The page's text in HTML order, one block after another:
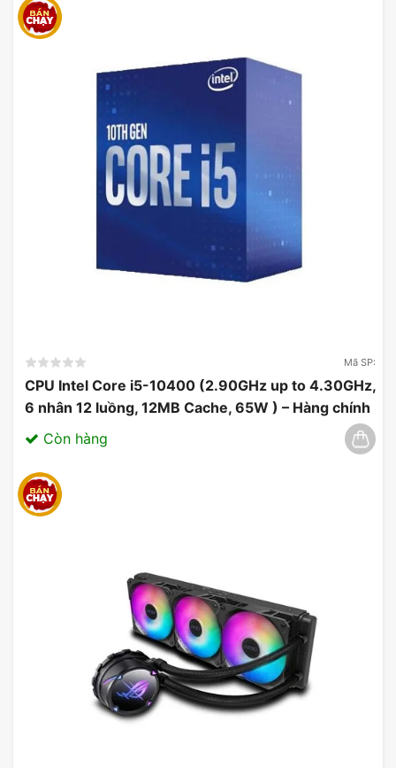
Mã SP:
CPU Intel Core i5-10400 (2.90GHz up to 4.30GHz,
6 nhân 12 luồng, 12MB Cache, 65W ) – Hàng chính
hãng 03/2025
Còn hàng